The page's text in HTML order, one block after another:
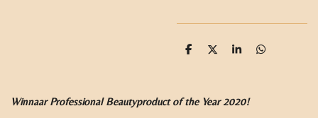
D
n
D
S
D
Winnaar Professional Beautyproduct of the Year 2020!